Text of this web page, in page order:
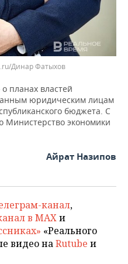
Динар Фатыхов
планах властей
юридическим лицам
бюджета. С
Министерство экономики
Айрат Назипов
канал,
в MAXи
«Реального
видео наRutube и